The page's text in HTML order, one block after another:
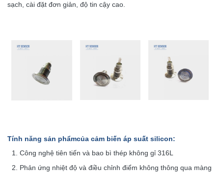
sạch, cài đặt đơn giản, độ tin cậy cao.
Tính năng sản phẩmcủa cảm biến áp suất silicon:
Công nghệ tiên tiến và bao bì thép không gỉ 316L
Phản ứng nhiệt độ và điều chỉnh điểm không thông qua màng